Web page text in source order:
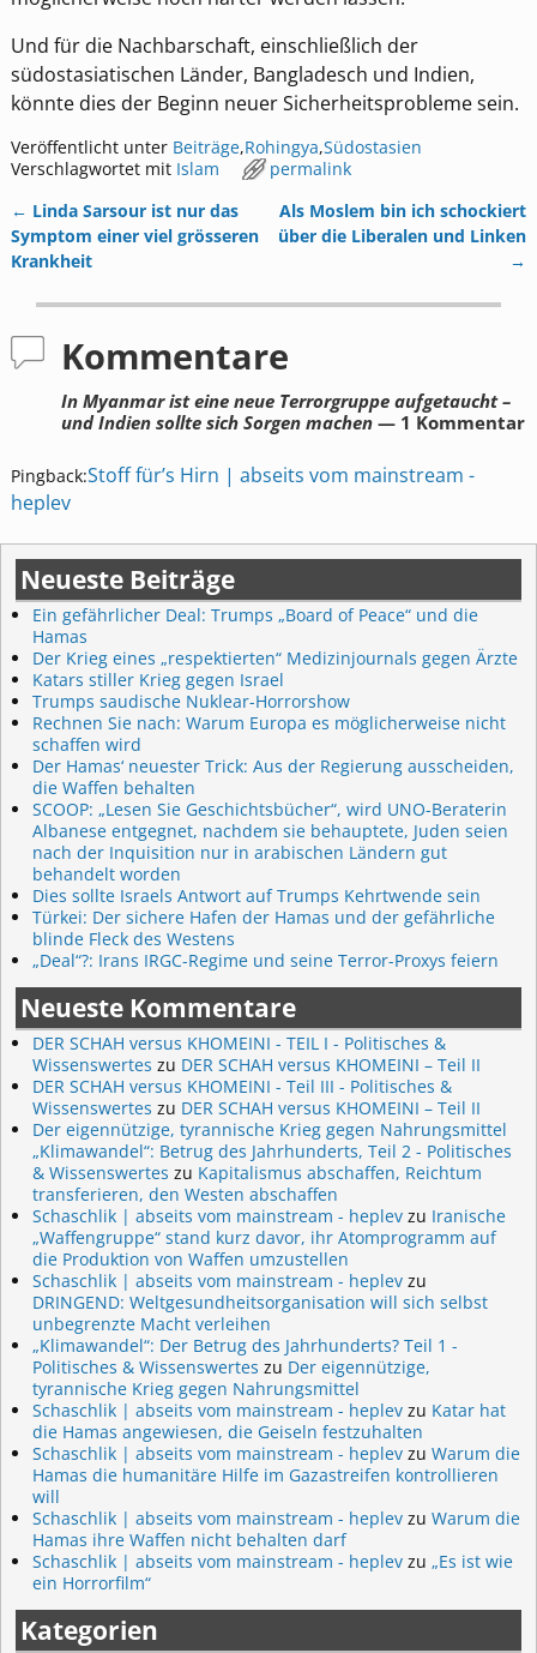
Und für die Nachbarschaft, einschließlich der
südostasiatischen Länder, Bangladesch und Indien,
könnte dies der Beginn neuer Sicherheitsprobleme sein.
Veröffentlicht unter Beiträge,Rohingya,Südostasien
Verschlagwortet mit Islam permalink
Artikelnavigation
← Linda Sarsour ist nur das
Symptom einer viel grösseren
Krankheit
Als Moslem bin ich schockiert
über die Liberalen und Linken
→
Kommentare
In Myanmar ist eine neue Terrorgruppe aufgetaucht –
und Indien sollte sich Sorgen machen— 1 Kommentar
Pingback:Stoff für’s Hirn | abseits vom mainstream -
heplev
Neueste Beiträge
Ein gefährlicher Deal: Trumps „Board of Peace“ und die
Hamas
Der Krieg eines „respektierten“ Medizinjournals gegen Ärzte
Katars stiller Krieg gegen Israel
Trumps saudische Nuklear-Horrorshow
Rechnen Sie nach: Warum Europa es möglicherweise nicht
schaffen wird
Der Hamas‘ neuester Trick: Aus der Regierung ausscheiden,
die Waffen behalten
SCOOP: „Lesen Sie Geschichtsbücher“, wird UNO-Beraterin
Albanese entgegnet, nachdem sie behauptete, Juden seien
nach der Inquisition nur in arabischen Ländern gut
behandelt worden
Dies sollte Israels Antwort auf Trumps Kehrtwende sein
Türkei: Der sichere Hafen der Hamas und der gefährliche
blinde Fleck des Westens
„Deal“?: Irans IRGC-Regime und seine Terror-Proxys feiern
Neueste Kommentare
DER SCHAH versus KHOMEINI - TEIL I - Politisches &
Wissenswertes zu DER SCHAH versus KHOMEINI – Teil II
DER SCHAH versus KHOMEINI - Teil III - Politisches &
Wissenswertes zu DER SCHAH versus KHOMEINI – Teil II
Der eigennützige, tyrannische Krieg gegen Nahrungsmittel
„Klimawandel“: Betrug des Jahrhunderts, Teil 2 - Politisches
& Wissenswertes zu Kapitalismus abschaffen, Reichtum
transferieren, den Westen abschaffen
Schaschlik | abseits vom mainstream - heplev zu Iranische
„Waffengruppe“ stand kurz davor, ihr Atomprogramm auf
die Produktion von Waffen umzustellen
Schaschlik | abseits vom mainstream - heplev zu
DRINGEND: Weltgesundheitsorganisation will sich selbst
unbegrenzte Macht verleihen
„Klimawandel“: Der Betrug des Jahrhunderts? Teil 1 -
Politisches & Wissenswertes zu Der eigennützige,
tyrannische Krieg gegen Nahrungsmittel
Schaschlik | abseits vom mainstream - heplev zu Katar hat
die Hamas angewiesen, die Geiseln festzuhalten
Schaschlik | abseits vom mainstream - heplev zu Warum die
Hamas die humanitäre Hilfe im Gazastreifen kontrollieren
will
Schaschlik | abseits vom mainstream - heplev zu Warum die
Hamas ihre Waffen nicht behalten darf
Schaschlik | abseits vom mainstream - heplev zu „Es ist wie
ein Horrorfilm“
Kategorien